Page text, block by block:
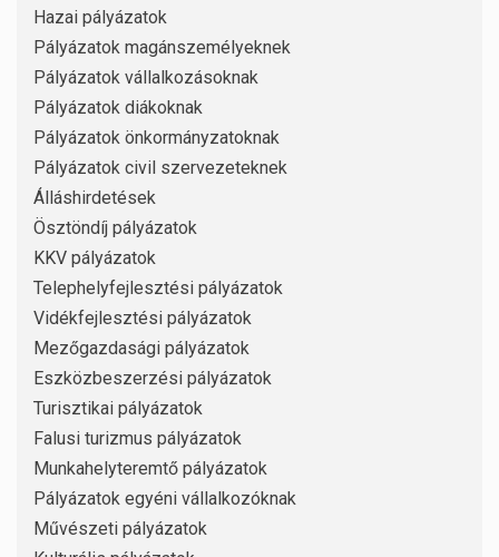
Hazai pályázatok
Pályázatok magánszemélyeknek
Pályázatok vállalkozásoknak
Pályázatok diákoknak
Pályázatok önkormányzatoknak
Pályázatok civil szervezeteknek
Álláshirdetések
Ösztöndíj pályázatok
KKV pályázatok
Telephelyfejlesztési pályázatok
Vidékfejlesztési pályázatok
Mezőgazdasági pályázatok
Eszközbeszerzési pályázatok
Turisztikai pályázatok
Falusi turizmus pályázatok
Munkahelyteremtő pályázatok
Pályázatok egyéni vállalkozóknak
Művészeti pályázatok